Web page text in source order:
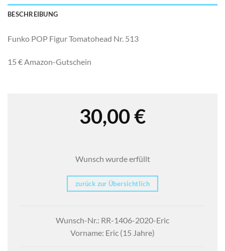
BESCHREIBUNG
Funko POP Figur Tomatohead Nr. 513
15 € Amazon-Gutschein
30,00€
Wunsch wurde erfüllt
zurück zur Übersichtlich
Wunsch-Nr.: RR-1406-2020-Eric
Vorname: Eric (15 Jahre)